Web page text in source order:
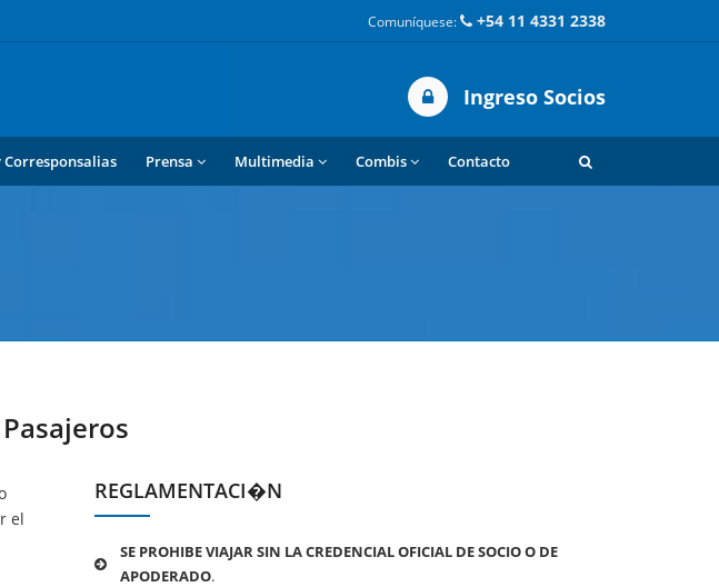
Comuníquese: +54 11 4331 2338
Ingreso Socios
Corresponsalias Prensa Multimedia Combis Contacto
el
REGLAMENTACI�N
SE PROHIBE VIAJAR SIN LA CREDENCIAL OFICIAL DE SOCIO O DE
APODERADO.